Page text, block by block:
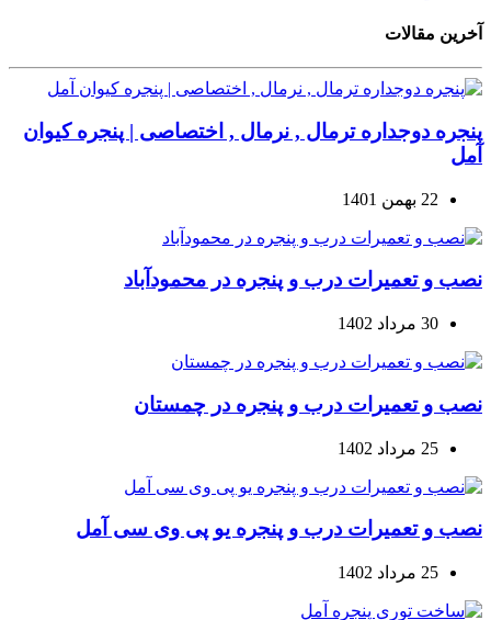
آخرین مقالات
پنجره دوجداره ترمال , نرمال , اختصاصی | پنجره کیوان
آمل
22 بهمن 1401
نصب و تعمیرات درب و پنجره در محمودآباد
30 مرداد 1402
نصب و تعمیرات درب و پنجره در چمستان
25 مرداد 1402
نصب و تعمیرات درب و پنجره یو پی وی سی آمل
25 مرداد 1402